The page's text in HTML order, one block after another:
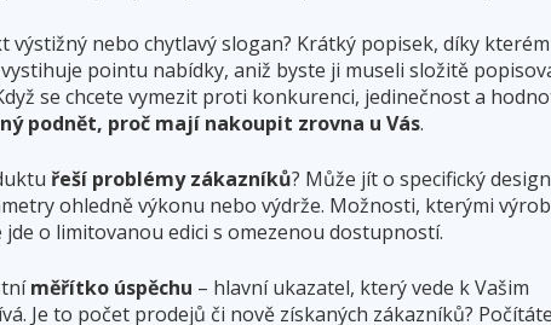
výstižný nebo chytlavý slogan? Krátký popisek, díky
pointu nabídky, aniž byste ji museli složitě
se chcete vymezit proti konkurenci, jedinečnost a
podnět, proč mají nakoupit zrovna u Vás.
řeší problémy zákazníků? Může jít o specifický design
ohledně výkonu nebo výdrže. Možnosti, kterými
o limitovanou edici s omezenou dostupností.
měřítko úspěchu – hlavní ukazatel, který vede k Vašim
Je to počet prodejů či nově získaných zákazníků? Počítáte